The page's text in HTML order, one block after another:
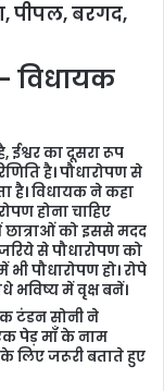
पीपल, बरगद,
विधायक
का दूसरा रूप
है। पौधारोपण से
है। विधायक ने कहा
होना चाहिए
छात्राओं को इससे मदद
से पौधारोपण को
पौधारोपण हो। रोपे
भविष्य में वृक्ष बनें।
टंडन सोनी ने
पेड़ मॉं के नाम
लिए जरूरी बताते हुए